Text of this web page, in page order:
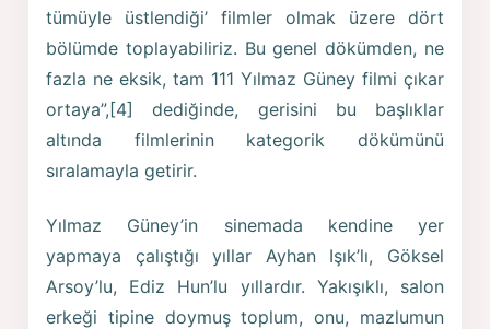
tümüyle üstlendiği’ filmler olmak üzere dört
bölümde toplayabiliriz. Bu genel dökümden, ne
fazla ne eksik, tam 111 Yılmaz Güney filmi çıkar
ortaya”,[4] dediğinde, gerisini bu başlıklar
altında filmlerinin kategorik dökümünü
sıralamayla getirir.
Yılmaz Güney’in sinemada kendine yer
yapmaya çalıştığı yıllar Ayhan Işık’lı, Göksel
Arsoy’lu, Ediz Hun’lu yıllardır. Yakışıklı, salon
erkeği tipine doymuş toplum, onu, mazlumun